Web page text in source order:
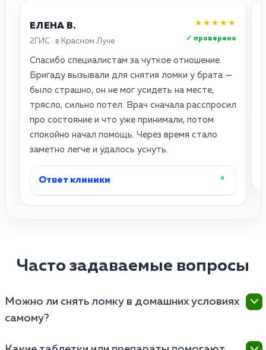
ЕЛЕНА В.
2ГИС · в Красном Луче
★★★★★
✓ проверено
Спасибо специалистам за чуткое отношение.
Бригаду вызывали для снятия ломки у брата —
было страшно, он не мог усидеть на месте,
трясло, сильно потел. Врач сначала расспросил
про состояние и что уже принимали, потом
спокойно начал помощь. Через время стало
заметно легче и удалось уснуть.
Ответ клиники ˄
Часто задаваемые вопросы
Можно ли снять ломку в домашних условиях
самому?